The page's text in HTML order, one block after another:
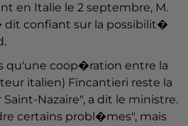
en Italie le 2 septembre, M.
confiant sur la possibilit�
qu'une coop�ration entre la
italien) Fincantieri reste la
Nazaire", a dit le ministre.
certains probl�mes", mais